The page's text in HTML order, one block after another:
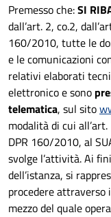
Premesso che:SI
dall’art. 2, co.2,
160/2010, tutte le
e le comunicazioni
relativi elaborati
elettronico e sono
telematica, sul sito
modalità di cui
DPR 160/2010, al
svolge l’attività. Ai
dell’istanza, si
procedere attraverso
mezzo del quale